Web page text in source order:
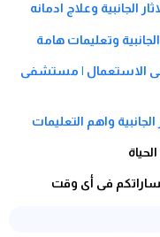
الجانبية وعلاج ادمانه
وتعليمات هامة
الاستعمال | مستشفى
واهم التعليمات
فى أى وقت